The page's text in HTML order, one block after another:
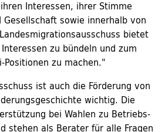
Interessen, ihrer Stimme
sowie innerhalb von
bietet
zu bündeln und zum
zu machen."
ist auch die Förderung von
wichtig. Die
bei Wahlen zu Betriebs-
stehen als Berater für alle Fragen